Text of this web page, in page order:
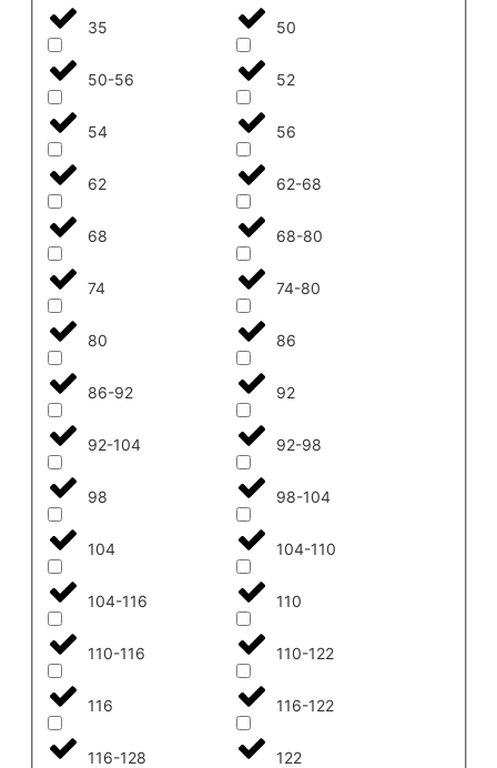
35 50
50-56 52
54 56
62 62-68
68 68-80
74 74-80
80 86
86-92 92
92-104 92-98
98 98-104
104 104-110
104-116 110
110-116 110-122
116 116-122
116-128 122